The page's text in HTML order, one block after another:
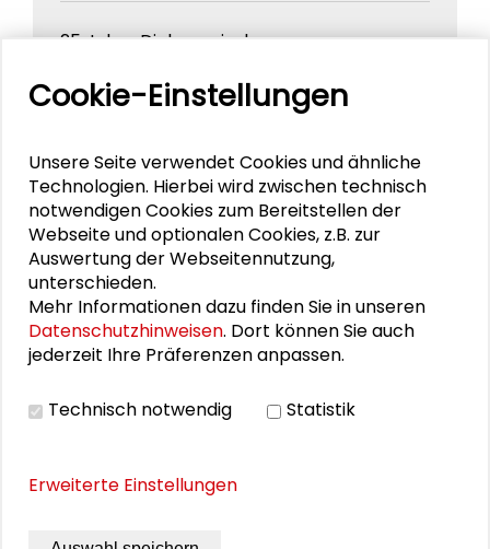
25 Jahre Dialog zwischen
(1988 - 2013)
In diesem Geschäft gibt es keine
Mathematik. 20 Jahre Schader-Stiftung
THEMEN ZU DIESEM BEITRAG
Demokratie und Engagement
Gemeinwohl und Verantwortung
Corporate Social Responsibility
Cookie-Einstellungen
Unsere Seite verwendet Cookies und ähnliche
Technologien. Hierbei wird zwischen technisch
notwendigen Cookies zum Bereitstellen der
Webseite und optionalen Cookies, z.B. zur
Auswertung der Webseitennutzung,
unterschieden.
Mehr Informationen dazu finden Sie in unseren
Datenschutzhinweisen. Dort können Sie auch
jederzeit Ihre Präferenzen anpassen.
Technisch notwendig Statistik
Erweiterte Einstellungen